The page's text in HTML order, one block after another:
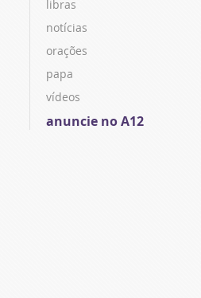
libras
notícias
orações
papa
vídeos
anuncie no A12